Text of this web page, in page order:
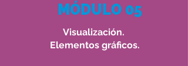
MÓDULO 05
Visualización.
Elementos gráficos.